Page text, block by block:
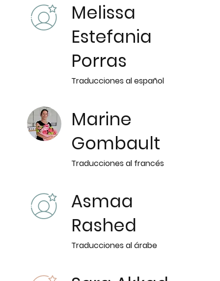
Melissa
Estefania
Porras
Traducciones al español
Marine
Gombault
Traducciones al francés
Asmaa
Rashed
Traducciones al árabe